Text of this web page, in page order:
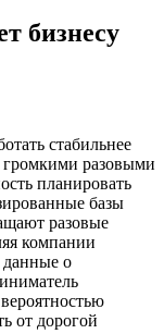
бизнесу
громкими разовыми
планировать
базы
разовые
компании
данные о
от дорогой